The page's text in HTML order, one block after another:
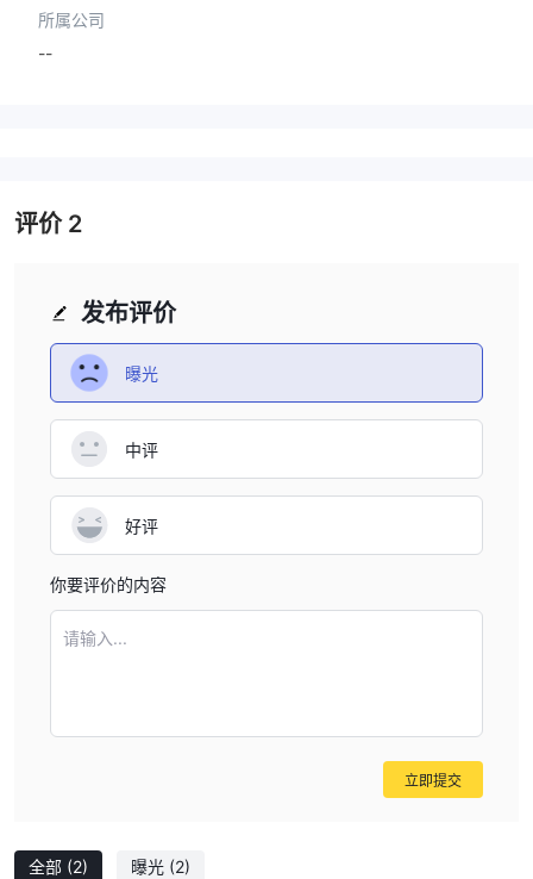
所属公司
--
全部 (2) 曝光 (2)
发布评价
曝光
中评
好评
你要评价的内容
请输入...
立即提交
评价2